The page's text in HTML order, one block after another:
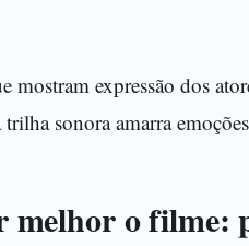
mostram expressão dos
sonora amarra
o filme: